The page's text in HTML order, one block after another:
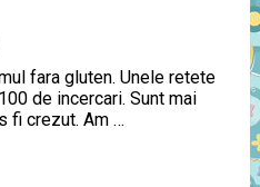
fara gluten. Unele retete
de incercari. Sunt mai
fi crezut. Am …